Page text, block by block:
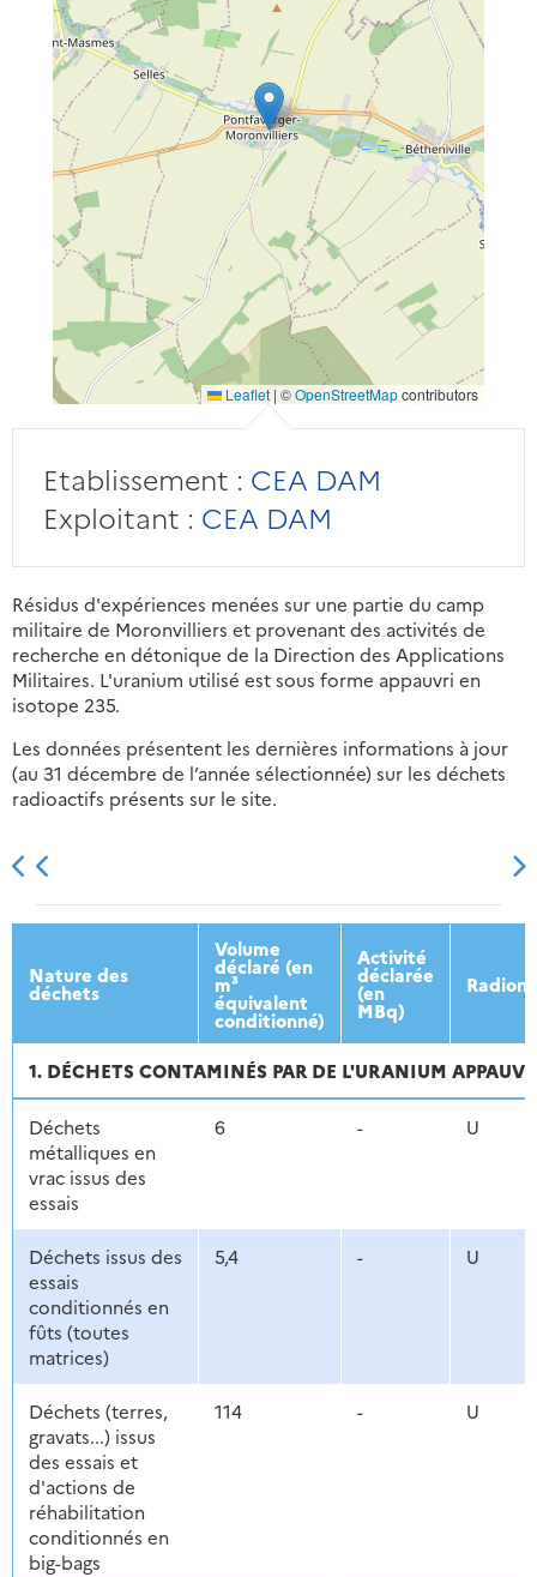
Leaflet | ©OpenStreetMapcontributors
Etablissement : CEA DAM
Exploitant : CEA DAM
Résidus d'expériences menées sur une partie du camp
militaire de Moronvilliers et provenant des activités de
recherche en détonique de la Direction des Applications
Militaires. L'uranium utilisé est sous forme appauvri en
isotope 235.
Les données présentent les dernières informations à jour
(au 31 décembre de l’année sélectionnée) sur les déchets
radioactifs présents sur le site.
2013 2014 2015 2016
Nature des
déchets
Volume
déclaré (en
m³
équivalent
conditionné)
Activité
déclarée
(en
MBq)
1. DÉCHETS CONTAMINÉS PAR DE L'URANIUM
Déchets
métalliques en
vrac issus des
essais
6 - U
Déchets issus des
essais
conditionnés en
fûts (toutes
matrices)
5,4 - U
Déchets (terres,
gravats...) issus
des essais et
d'actions de
réhabilitation
conditionnés en
big-bags
114 - U